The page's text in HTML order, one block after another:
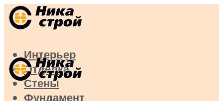
Интерьер
Отделка
Стены
Фундамент